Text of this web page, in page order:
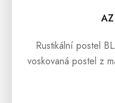
Rustikální postel
voskovaná postel z